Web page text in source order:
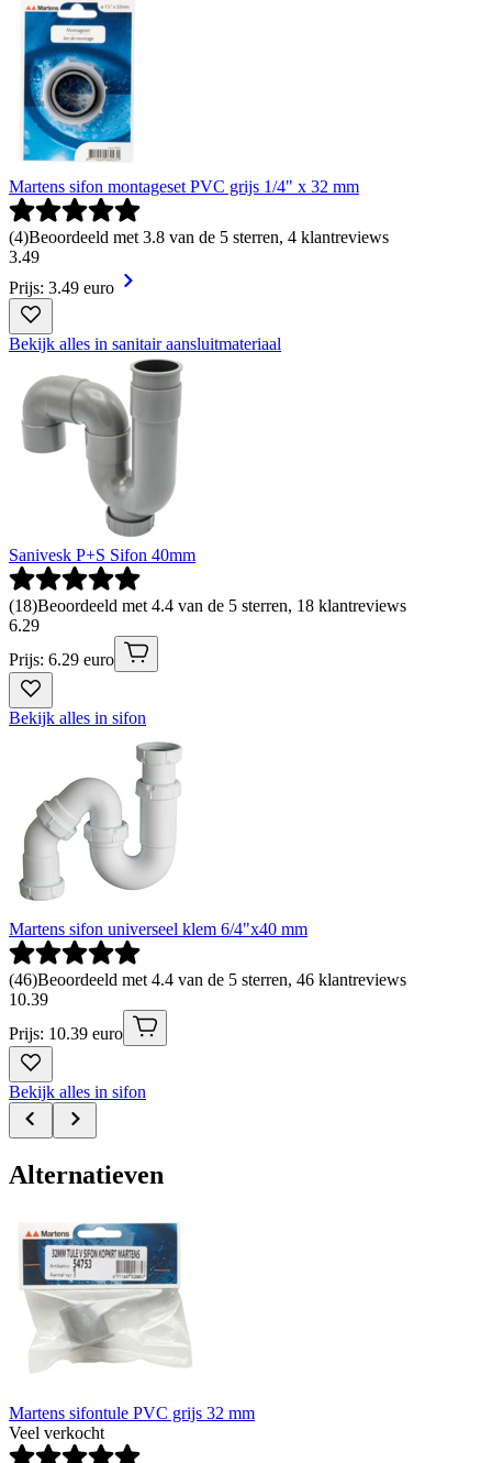
Martens sifon montageset PVC grijs 1/4" x 32 mm
(4)Beoordeeld met 3.8 van de 5 sterren, 4 klantreviews
3.49
Prijs: 3.49 euro
Bekijk alles in sanitair aansluitmateriaal
Sanivesk P+S Sifon 40mm
(18)Beoordeeld met 4.4 van de 5 sterren, 18 klantreviews
6.29
Prijs: 6.29 euro
Bekijk alles in sifon
Martens sifon universeel klem 6/4"x40 mm
(46)Beoordeeld met 4.4 van de 5 sterren, 46 klantreviews
10.39
Prijs: 10.39 euro
Bekijk alles in sifon
Alternatieven
Martens sifontule PVC grijs 32 mm
Veel verkocht